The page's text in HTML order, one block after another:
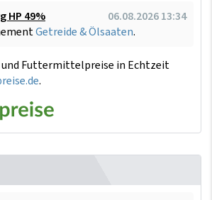
HP 49%
06.08.2026 13:34
Getreide & Ölsaaten.
und Futtermittelpreise in Echtzeit
.